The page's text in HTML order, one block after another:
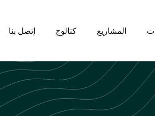
المشاريع كتالوج إتصل بنا